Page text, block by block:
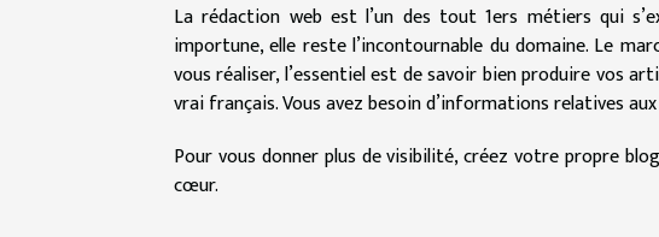
La rédaction web est l’un des tout 1ers métiers qui
importune, elle reste l’incontournable du domaine. Le
vous réaliser, l’essentiel est de savoir bien produire vos
vrai français. Vous avez besoin d’informations relatives
Pour vous donner plus de visibilité, créez votre propre
cœur.